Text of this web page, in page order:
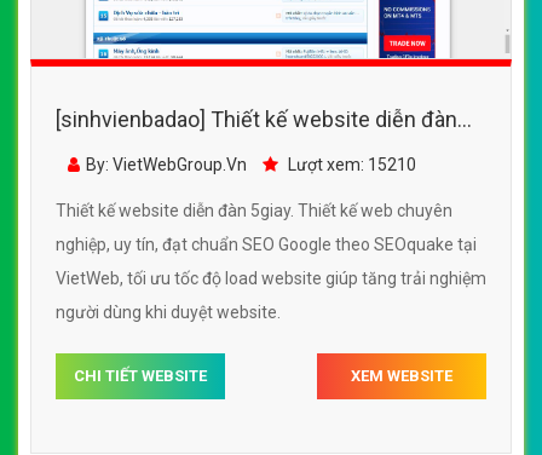
[sinhvienbadao] Thiết kế website diễn đàn
5giay đẹp, chuyên nghiệp chuẩn SEO
By: VietWebGroup.Vn Lượt xem: 15210
Thiết kế website diễn đàn 5giay. Thiết kế web chuyên
nghiệp, uy tín, đạt chuẩn SEO Google theo SEOquake tại
VietWeb, tối ưu tốc độ load website giúp tăng trải nghiệm
người dùng khi duyệt website.
CHI TIẾT WEBSITE XEM WEBSITE